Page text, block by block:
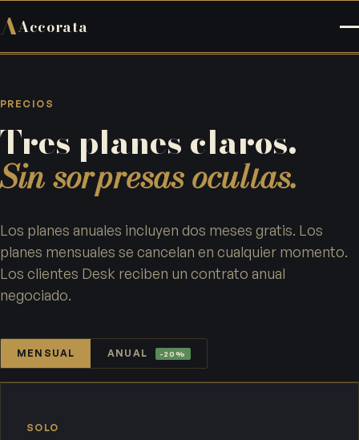
AAccorata
PRECIOS
Tres planes claros.
Sin sorpresas ocultas.
Los planes anuales incluyen dos meses gratis. Los
planes mensuales se cancelan en cualquier momento.
Los clientes Desk reciben un contrato anual
negociado.
MENSUAL ANUAL -20%
SOLO